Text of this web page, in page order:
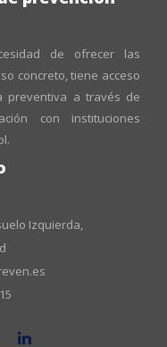
de ofrecer las
concreto, tiene acceso
preventiva a través de
con instituciones
Izquierda,